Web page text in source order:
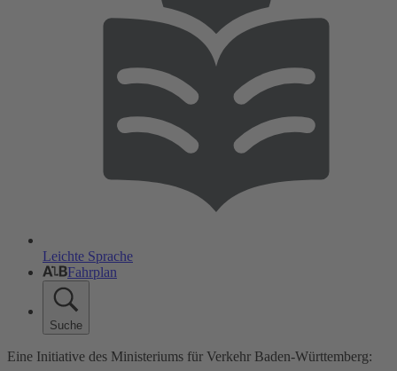
Leichte Sprache
Fahrplan
Suche
Eine Initiative des Ministeriums für Verkehr Baden-Württemberg: